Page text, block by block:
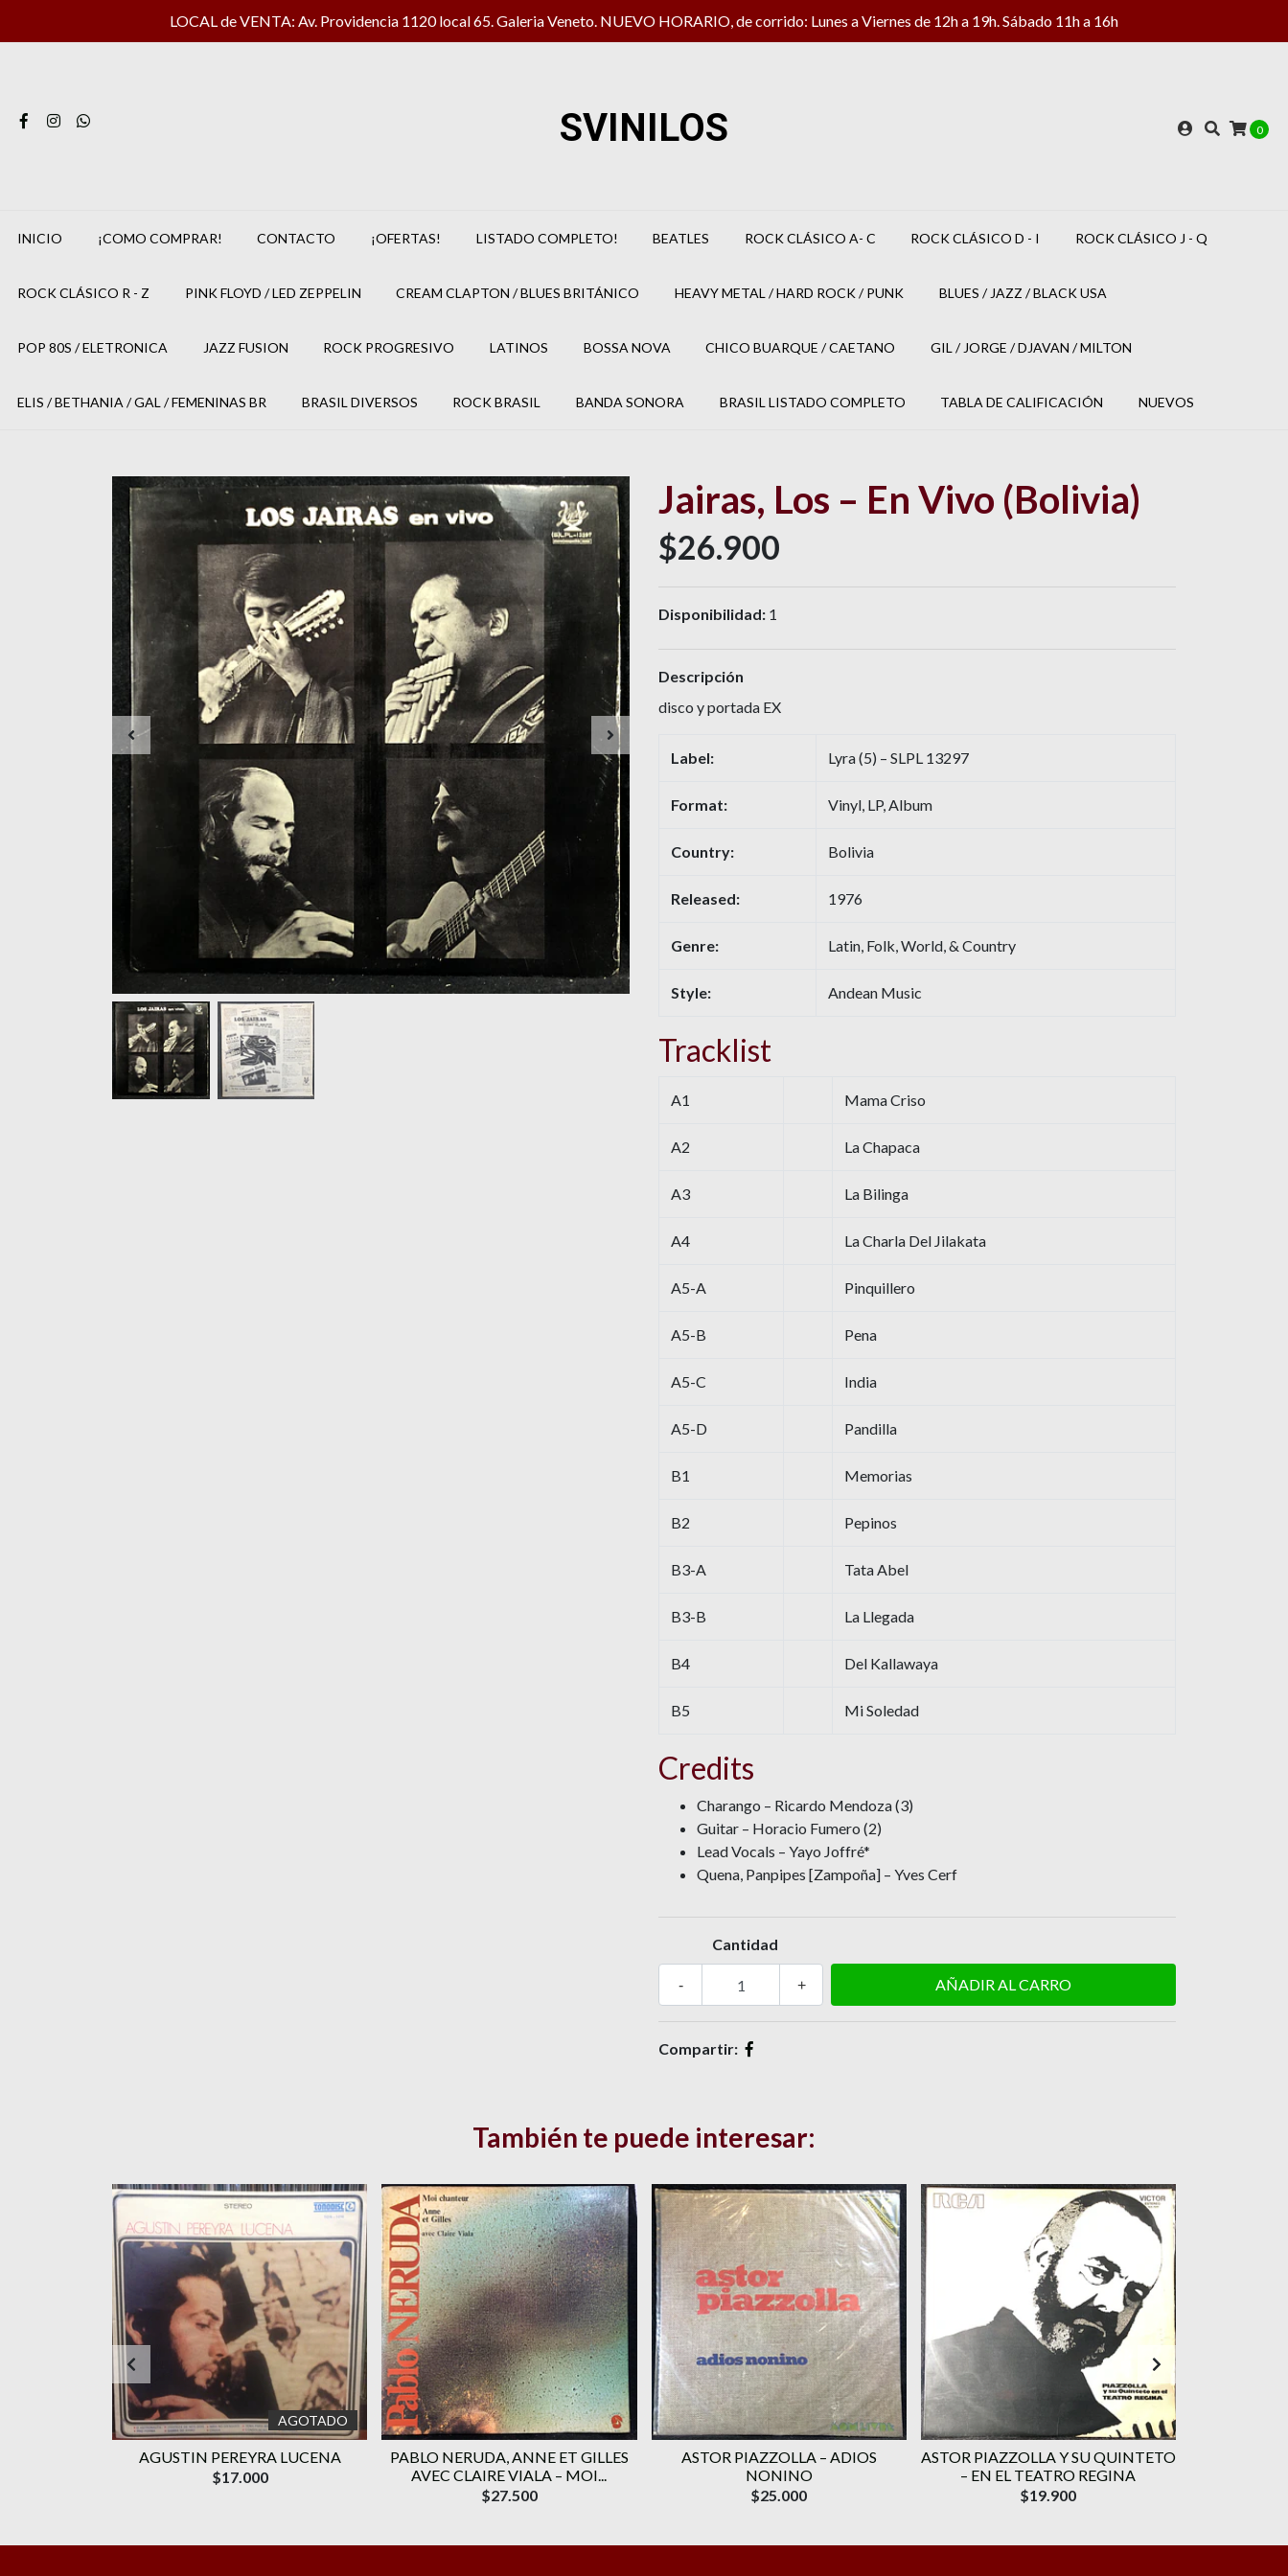
LOCAL de VENTA: Av. Providencia 1120 local 65. Galeria Veneto. NUEVO HORARIO, de corrido: Lunes a Viernes de 12h a 19h. Sábado 11h a 16h
SVINILOS 0
INICIO ¡COMO COMPRAR! CONTACTO ¡OFERTAS! LISTADO COMPLETO! BEATLES ROCK CLÁSICO A- C ROCK CLÁSICO D - I ROCK CLÁSICO J - Q
ROCK CLÁSICO R - Z PINK FLOYD / LED ZEPPELIN CREAM CLAPTON / BLUES BRITÁNICO HEAVY METAL / HARD ROCK / PUNK BLUES / JAZZ / BLACK USA
POP 80S / ELETRONICA JAZZ FUSION ROCK PROGRESIVO LATINOS BOSSA NOVA CHICO BUARQUE / CAETANO GIL / JORGE / DJAVAN / MILTON
ELIS / BETHANIA / GAL / FEMENINAS BR BRASIL DIVERSOS ROCK BRASIL BANDA SONORA BRASIL LISTADO COMPLETO TABLA DE CALIFICACIÓN NUEVOS
Jairas, Los – En Vivo (Bolivia)
$26.900
Disponibilidad: 1
Descripción
disco y portada EX
Label: Lyra (5) – SLPL 13297
Format: Vinyl, LP, Album
Country: Bolivia
Released: 1976
Genre: Latin, Folk, World, & Country
Style: Andean Music
Tracklist
A1 Mama Criso
A2 La Chapaca
A3 La Bilinga
A4 La Charla Del Jilakata
A5-A Pinquillero
A5-B Pena
A5-C India
A5-D Pandilla
B1 Memorias
B2 Pepinos
B3-A Tata Abel
B3-B La Llegada
B4 Del Kallawaya
B5 Mi Soledad
Credits
Charango – Ricardo Mendoza (3)
Guitar – Horacio Fumero (2)
Lead Vocals – Yayo Joffré*
Quena, Panpipes [Zampoña] – Yves Cerf
Cantidad
+
-
Compartir:
También te puede interesar:
AGOTADO
AGUSTIN PEREYRA LUCENA
$17.000
PABLO NERUDA, ANNE ET GILLES
AVEC CLAIRE VIALA – MOI...
$27.500
ASTOR PIAZZOLLA – ADIOS
NONINO
$25.000
ASTOR PIAZZOLLA Y SU QUINTETO
– EN EL TEATRO REGINA
$19.900